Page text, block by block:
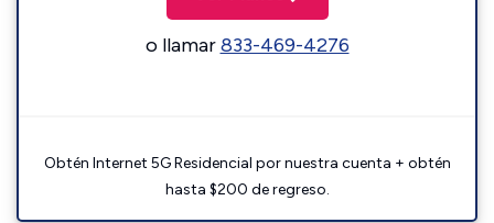
o llamar833-469-4276
Obtén Internet 5G Residencial por nuestra cuenta + obtén
hasta $200 de regreso.